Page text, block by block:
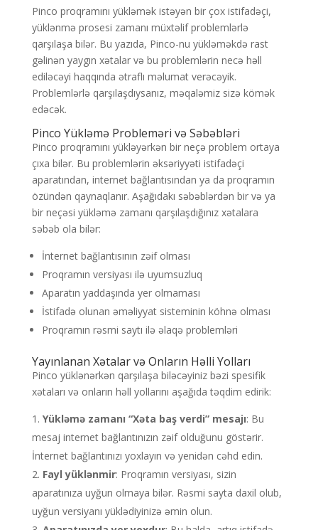
Pinco proqramını yükləmək istəyən bir çox istifadəçi,
yüklənmə prosesi zamanı müxtəlif problemlərlə
qarşılaşa bilər. Bu yazıda, Pinco-nu yükləməkdə rast
gəlinən yaygın xətalar və bu problemlərin necə həll
ediləcəyi haqqında ətraflı məlumat verəcəyik.
Problemlərlə qarşılaşdıysanız, məqaləmiz sizə kömək
edəcək.
Pinco Yükləmə Probleməri və Səbəbləri
Pinco proqramını yükləyərkən bir neçə problem ortaya
çıxa bilər. Bu problemlərin əksəriyyəti istifadəçi
aparatından, internet bağlantısından ya da proqramın
özündən qaynaqlanır. Aşağıdakı səbəblərdən bir və ya
bir neçəsi yükləmə zamanı qarşılaşdığınız xətalara
səbəb ola bilər:
İnternet bağlantısının zəif olması
Proqramın versiyası ilə uyumsuzluq
Aparatın yaddaşında yer olmaması
İstifadə olunan əməliyyat sisteminin köhnə olması
Proqramın rəsmi saytı ilə əlaqə problemləri
Yayınlanan Xətalar və Onların Həlli Yolları
Pinco yüklənərkən qarşılaşa biləcəyiniz bəzi spesifik
xətaları və onların həll yollarını aşağıda təqdim edirik:
Yükləmə zamanı “Xəta baş verdi” mesajı: Bu
mesaj internet bağlantınızın zəif olduğunu göstərir.
İnternet bağlantınızı yoxlayın və yenidən cəhd edin.
Fayl yüklənmir: Proqramın versiyası, sizin
aparatınıza uyğun olmaya bilər. Rəsmi sayta daxil olub,
uyğun versiyanı yüklədiyinizə əmin olun.